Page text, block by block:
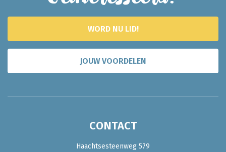
WORD NU LID!
JOUW VOORDELEN
CONTACT
Haachtsesteenweg 579